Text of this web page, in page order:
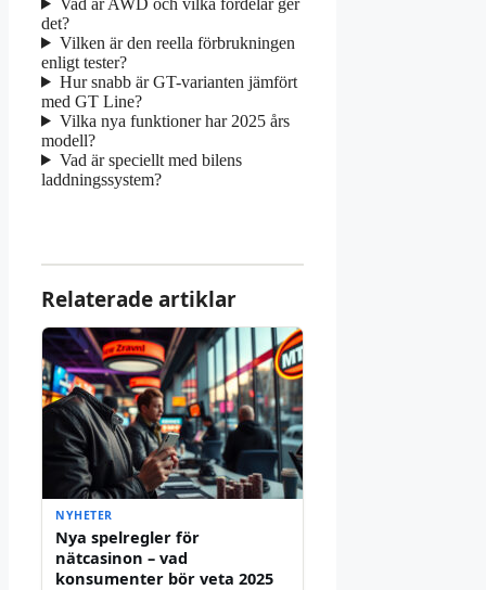
det?
Vilken är den reella förbrukningen
enligt tester?
Hur snabb är GT-varianten jämfört
med GT Line?
Vilka nya funktioner har 2025 års
modell?
Vad är speciellt med bilens
laddningssystem?
Relaterade artiklar
NYHETER
Nya spelregler för
nätcasinon – vad
konsumenter bör veta 2025